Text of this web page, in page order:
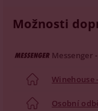
Možnosti
Messenger
Winehouse
Osobní